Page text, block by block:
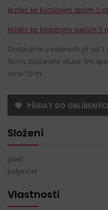
Jezdec ke kostěným zipům 5
Jezdec ke kostěným zupům 5
Dodáváme v návinech již od
5x1m dostanete vkuse 5m
cenu 10 m
PŘIDAT DO
Složení
plast
polyester
Vlastnosti